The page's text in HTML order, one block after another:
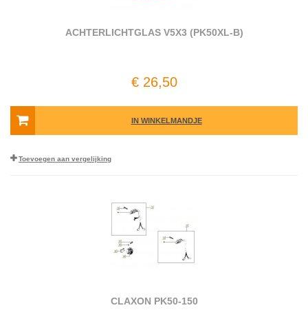
ACHTERLICHTGLAS V5X3 (PK50XL-B)
€ 26,50
IN WINKELMANDJE
Toevoegen aan vergelijking
CLAXON PK50-150